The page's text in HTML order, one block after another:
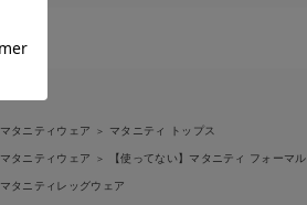
マタニティウェア ＞ マタニティ トップス
マタニティウェア ＞ 【使ってない】マタニティ フォーマル
マタニティレッグウェア